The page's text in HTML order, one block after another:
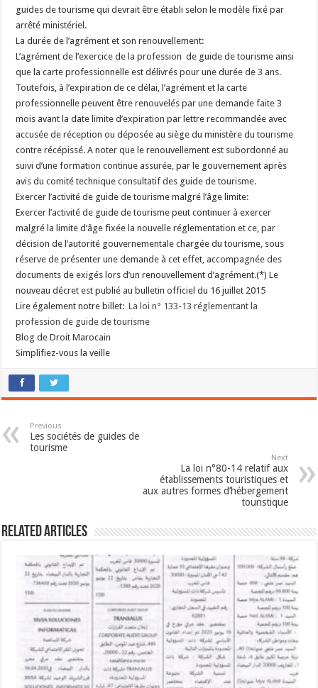
guides de tourisme qui devrait être établi selon le modèle fixé par
arrêté ministériel.
La durée de l’agrément et son renouvellement:
L’agrément de l’exercice de la profession de guide de tourisme ainsi
que la carte professionnelle est délivrés pour une durée de 3 ans.
Toutefois, à l’expiration de ce délai, l’agrément et la carte
professionnelle peuvent être renouvelés par une demande faite 3
mois avant la date limite d’expiration par lettre recommandée avec
accusée de réception ou déposée au siège du ministère du tourisme
contre récépissé. A noter que le renouvellement est subordonné au
suivi d’une formation continue assurée, par le gouvernement après
avis du comité technique consultatif des guide de tourisme.
Exercer l’activité de guide de tourisme malgré l’âge limite:
Exercer l’activité de guide de tourisme peut continuer à exercer
malgré la limite d’âge fixée la nouvelle réglementation et ce, par
décision de l’autorité gouvernementale chargée du tourisme, sous
réserve de présenter une demande à cet effet, accompagnée des
documents de exigés lors d’un renouvellement d’agrément.(*) Le
nouveau décret est publié au bulletin officiel du 16 juillet 2015
Lire également notre billet:La loi n° 133-13 réglementant la
profession de guide de tourisme
Blog de Droit Marocain
Simplifiez-vous la veille
Previous
Les sociétés de guides de
tourisme
Next
La loi n°80-14 relatif aux
établissements touristiques et
aux autres formes d’hébergement
touristique
Related Articles